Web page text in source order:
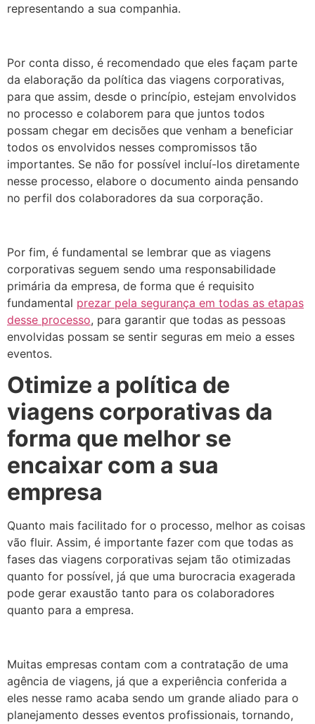
representando a sua companhia.
Por conta disso, é recomendado que eles façam parte
da elaboração da política das viagens corporativas,
para que assim, desde o princípio, estejam envolvidos
no processo e colaborem para que juntos todos
possam chegar em decisões que venham a beneficiar
todos os envolvidos nesses compromissos tão
importantes. Se não for possível incluí-los diretamente
nesse processo, elabore o documento ainda pensando
no perfil dos colaboradores da sua corporação.
Por fim, é fundamental se lembrar que as viagens
corporativas seguem sendo uma responsabilidade
primária da empresa, de forma que é requisito
fundamental prezar pela segurança em todas as etapas
desse processo, para garantir que todas as pessoas
envolvidas possam se sentir seguras em meio a esses
eventos.
Otimize a política de
viagens corporativas da
forma que melhor se
encaixar com a sua
empresa
Quanto mais facilitado for o processo, melhor as coisas
vão fluir. Assim, é importante fazer com que todas as
fases das viagens corporativas sejam tão otimizadas
quanto for possível, já que uma burocracia exagerada
pode gerar exaustão tanto para os colaboradores
quanto para a empresa.
Muitas empresas contam com a contratação de uma
agência de viagens, já que a experiência conferida a
eles nesse ramo acaba sendo um grande aliado para o
planejamento desses eventos profissionais, tornando,